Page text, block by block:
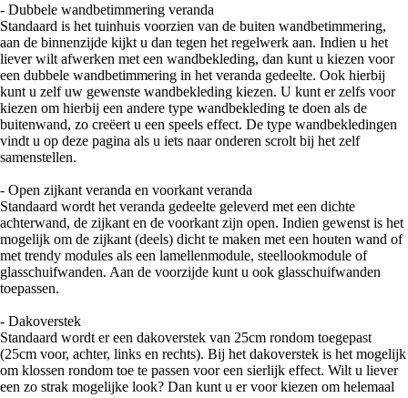
- Dubbele wandbetimmering veranda
Standaard is het tuinhuis voorzien van de buiten wandbetimmering,
aan de binnenzijde kijkt u dan tegen het regelwerk aan. Indien u het
liever wilt afwerken met een wandbekleding, dan kunt u kiezen voor
een dubbele wandbetimmering in het veranda gedeelte. Ook hierbij
kunt u zelf uw gewenste wandbekleding kiezen. U kunt er zelfs voor
kiezen om hierbij een andere type wandbekleding te doen als de
buitenwand, zo creëert u een speels effect. De type wandbekledingen
vindt u op deze pagina als u iets naar onderen scrolt bij het zelf
samenstellen.
- Open zijkant veranda en voorkant veranda
Standaard wordt het veranda gedeelte geleverd met een dichte
achterwand, de zijkant en de voorkant zijn open. Indien gewenst is het
mogelijk om de zijkant (deels) dicht te maken met een houten wand of
met trendy modules als een lamellenmodule, steellookmodule of
glasschuifwanden. Aan de voorzijde kunt u ook glasschuifwanden
toepassen.
- Dakoverstek
Standaard wordt er een dakoverstek van 25cm rondom toegepast
(25cm voor, achter, links en rechts). Bij het dakoverstek is het mogelijk
om klossen rondom toe te passen voor een sierlijk effect. Wilt u liever
een zo strak mogelijke look? Dan kunt u er voor kiezen om helemaal